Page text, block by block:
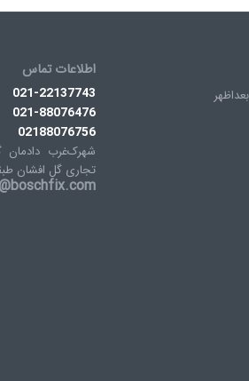
اطلاعات تماس
021-22137743
021-88076476
02188076756
شهرک‌غرب
تجاری گل افشان طبقه